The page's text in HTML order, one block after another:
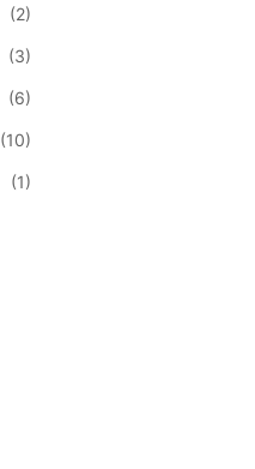
(2)
(3)
(6)
(10)
(1)